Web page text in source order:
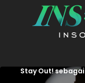
Stay Out!